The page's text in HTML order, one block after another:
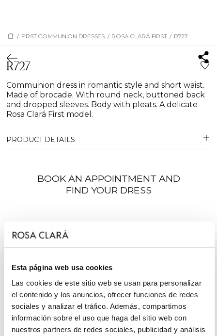
Esta página web usa cookies
Las cookies de este sitio web se usan para personalizar
el contenido y los anuncios, ofrecer funciones de redes
sociales y analizar el tráfico. Además, compartimos
información sobre el uso que haga del sitio web con
nuestros partners de redes sociales, publicidad y análisis
/ FIRST COMMUNION DRESSES / ROSA CLARÁ FIRST / R727
R727
Communion dress in romantic style and short waist.
Made of brocade. With round neck, buttoned back
and dropped sleeves. Body with pleats. A delicate
Rosa Clará First model.
PRODUCT DETAILS
BOOK AN APPOINTMENT AND
FIND YOUR DRESS